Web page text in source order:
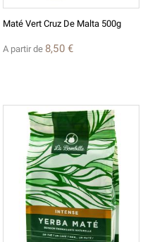
Maté Vert Cruz De Malta 500g
A partir de 8,50 €